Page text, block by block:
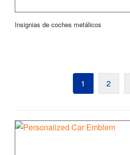
Insignias de coches metálicos
1 2